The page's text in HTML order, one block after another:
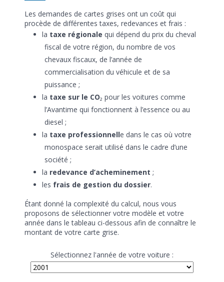
Les demandes de cartes grises ont un coût qui
procède de différentes taxes, redevances et frais :
la taxe régionale qui dépend du prix du cheval
fiscal de votre région, du nombre de vos
chevaux fiscaux, de l’année de
commercialisation du véhicule et de sa
puissance ;
la taxe sur le CO₂ pour les voitures comme
l’Avantime qui fonctionnent à l’essence ou au
diesel ;
la taxe professionnelle dans le cas où votre
monospace serait utilisé dans le cadre d’une
société ;
la redevance d’acheminement ;
les frais de gestion du dossier.
Étant donné la complexité du calcul, nous vous
proposons de sélectionner votre modèle et votre
année dans le tableau ci-dessous afin de connaître le
montant de votre carte grise.
Sélectionnez l'année de votre voiture :